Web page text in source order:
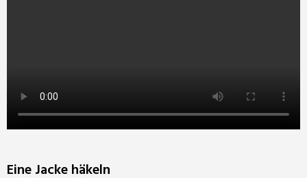
Eine Jacke häkeln